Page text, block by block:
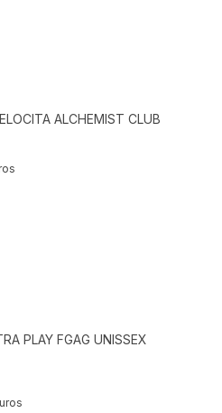
ALCHEMIST CLUB
PLAY FGAG UNISSEX